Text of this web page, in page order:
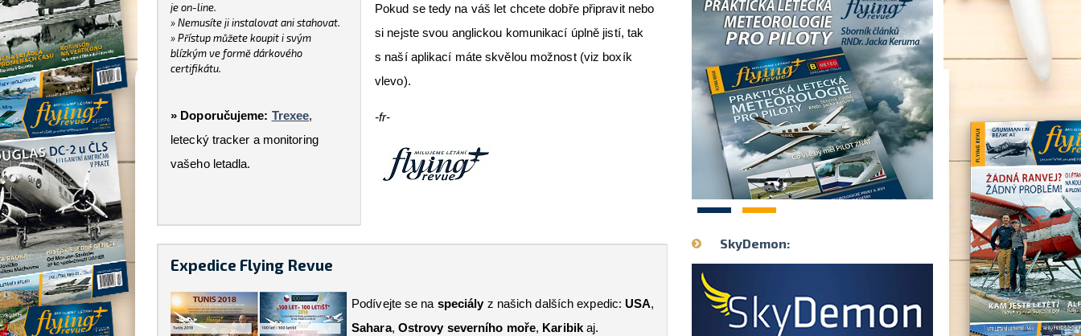
je on-line.
» Nemusíte ji instalovat ani stahovat.
» Přístup můžete koupit i svým
blízkým ve formě dárkového
certifikátu.
» Doporučujeme: Trexee,
letecký tracker a monitoring
vašeho letadla.
Pokud se tedy na váš let chcete dobře připravit nebo
si nejste svou anglickou komunikací úplně jistí, tak
s naší aplikací máte skvělou možnost (viz boxík
vlevo).
-fr-
Expedice Flying Revue
Podívejte se na speciály z našich dalších expedic: USA,
Sahara, Ostrovy severního moře, Karibikaj.
1 2
SkyDemon: